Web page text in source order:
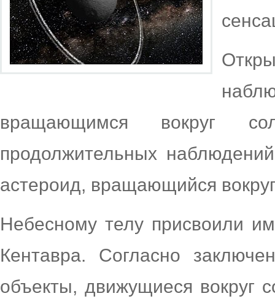
вращающимся вокруг
продолжительных
астероид, вращающийся
Небесному телу присвоили
Кентавра. Согласно
объекты, движущиеся вокруг